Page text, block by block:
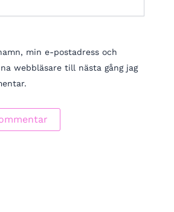
min e-postadress och
webbläsare till nästa gång jag